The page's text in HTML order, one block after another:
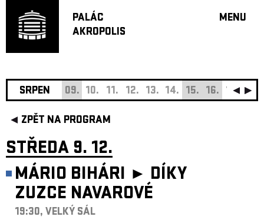
PALÁC
AKROPOLIS
MENU
JAZZ
SRPEN 09. 10. 11. 12. 13. 14. 15. 16. 17. 18.
ZPĚT NA PROGRAM
STŘEDA 9. 12.
MÁRIO BIHÁRI ► DÍKY
ZUZCE NAVAROVÉ
19:30, VELKÝ SÁL